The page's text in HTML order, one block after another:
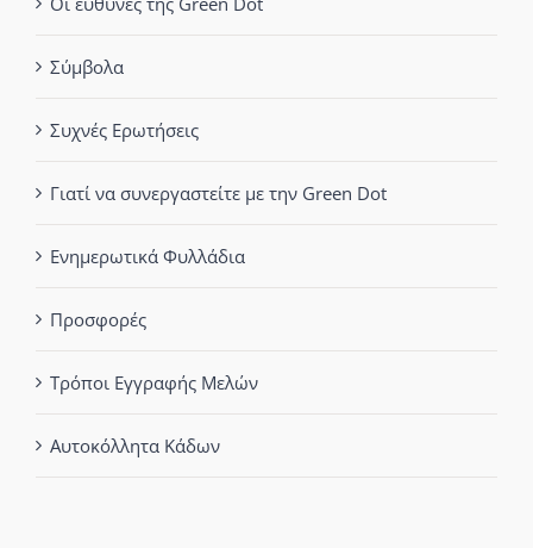
Σύμβολα
Συχνές Ερωτήσεις
Γιατί να συνεργαστείτε με την Green Dot
Ενημερωτικά Φυλλάδια
Προσφορές
Τρόποι Εγγραφής Μελών
Αυτοκόλλητα Κάδων